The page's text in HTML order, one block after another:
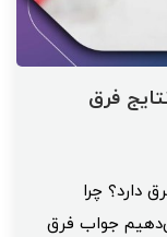
فرق
دارد؟ چرا
جواب فرق